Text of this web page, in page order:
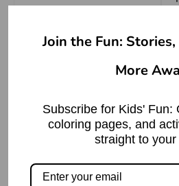
मुहावरे का
वाक्य प्रयोग
ने प्रतियोगिता में पहला
स्थान प्राप्त किया है, वह
Join the Fun:
More
Subscribe for Kids' Fun:
coloring pages, and
straight to your